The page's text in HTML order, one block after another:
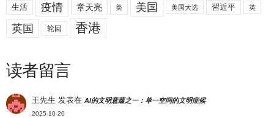
生活 疫情 章天亮 美 美国 美国大选 習近平 英
英国 轮回 香港
读者留言
王先生 发表在AI的文明意蕴之一：单一空间的文明症候
2025-10-20